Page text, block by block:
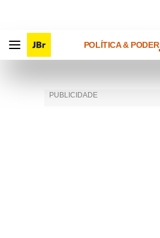
POLÍTICA & PODER